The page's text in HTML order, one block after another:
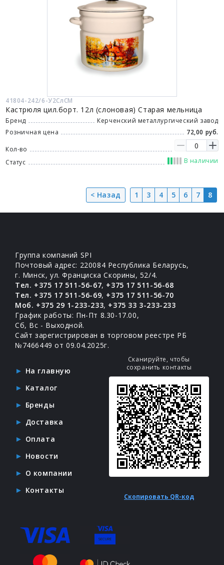
41804-242/6-У2СлСМ
Кастрюля цил.борт. 12л (слоновая) Старая мельница
Бренд
Керченский металлургический завод
Розничная цена
72,00 руб.
Кол-во
Статус
В наличии
< Назад 1 3 4 5 6 7 8
Группа компаний SPI
Почтовый адрес: 220084 Республика Беларусь,
г. Минск, ул. Франциска Скорины, 52/4.
Тел. +375 17 511-56-67, +375 17 511-56-68
Тел. +375 17 511-56-69, +375 17 511-56-70
Моб. +375 29 1-233-233, +375 33 3-233-233
График работы: Пн-Пт 8.30-17.00,
Сб, Вс - Выходной.
Сайт зарегистрирован в торговом реестре РБ
№7466449 от 09.04.2025г.
На главную
Каталог
Бренды
Доставка
Оплата
Новости
О компании
Контакты
Сканируйте, чтобы
сохранить контакты
Скопировать QR-код